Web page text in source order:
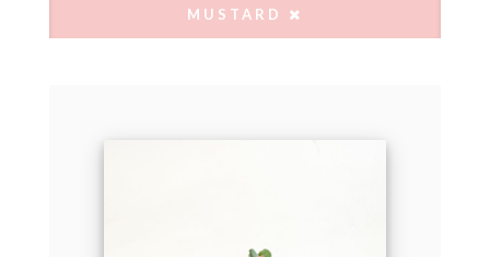
MUSTARD